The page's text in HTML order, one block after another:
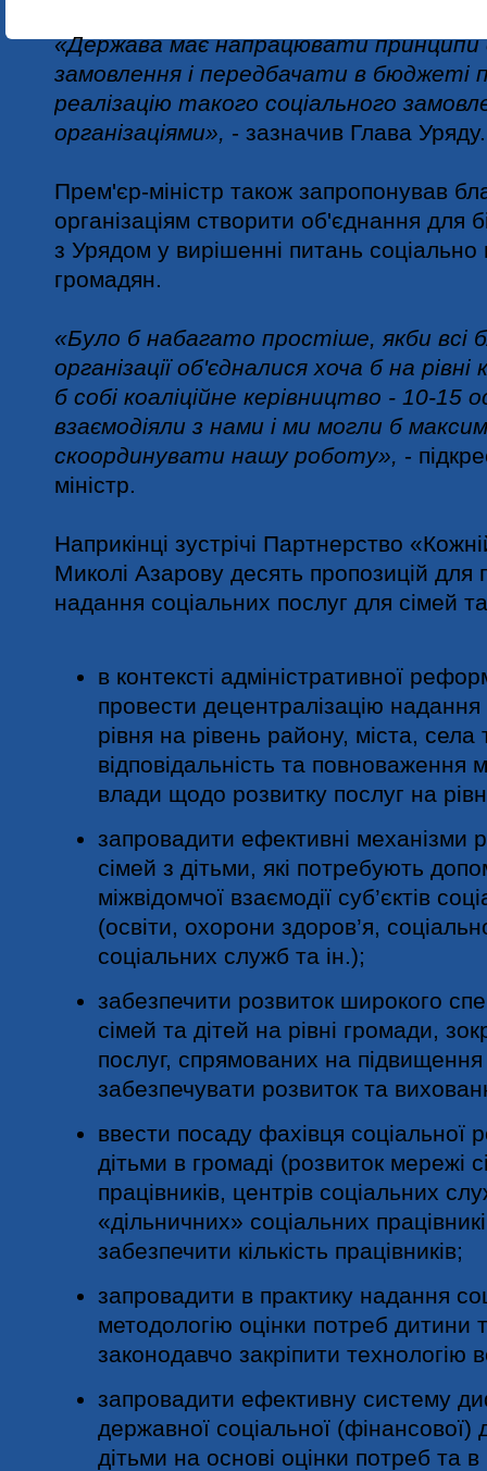
«Держава має напрацювати принципи
замовлення і передбачати в бюджеті
реалізацію такого соціального
організаціями», - зазначив Глава Уряду.
Прем'єр-міністр також запропонував
організаціям створити об'єднання для
з Урядом у вирішенні питань
громадян.
«Було б набагато простіше, якби всі
організації об'єдналися хоча б на рівні
б собі коаліційне керівництво - 10-15
взаємодіяли з нами і ми могли б
скоординувати нашу роботу», -
міністр.
Наприкінці зустрічі Партнерство
Миколі Азарову десять пропозицій
надання соціальних послуг для сімей
в контексті адміністративної
провести децентралізацію
рівня на рівень району, міста,
відповідальність та повноваження
влади щодо розвитку послуг на
запровадити ефективні механізми
сімей з дітьми, які потребують
міжвідомчої взаємодії суб’єктів
(освіти, охорони здоров’я,
соціальних служб та ін.);
забезпечити розвиток широкого
сімей та дітей на рівні громади,
послуг, спрямованих на підвищення
забезпечувати розвиток та
ввести посаду фахівця соціальної
дітьми в громаді (розвиток мережі
працівників, центрів соціальних
«дільничних» соціальних
забезпечити кількість працівників;
запровадити в практику надання
методологію оцінки потреб дитини
законодавчо закріпити технологію
запровадити ефективну систему
державної соціальної (фінансової)
дітьми на основі оцінки потреб та в